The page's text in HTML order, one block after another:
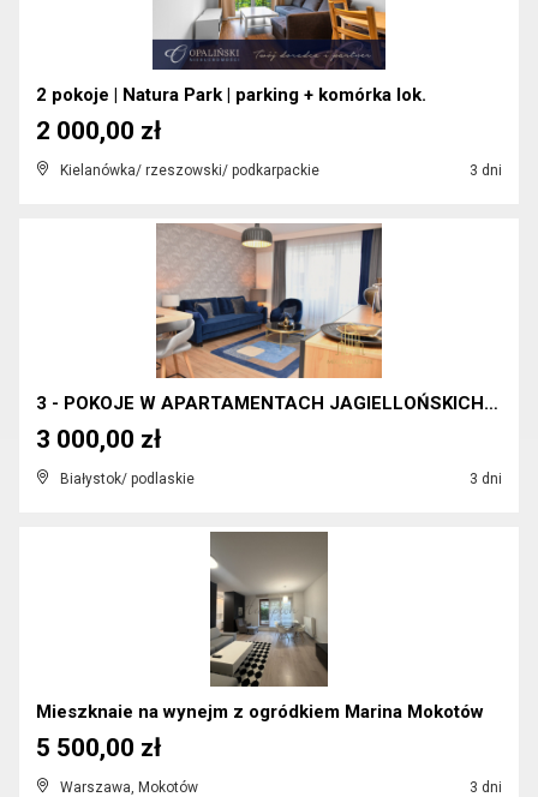
2 pokoje | Natura Park | parking + komórka lok.
Kielanówka/ rzeszowski/ podkarpackie 3 dni
2 000,00 zł
3 - POKOJE W APARTAMENTACH JAGIELLOŃSKICH !!!
Białystok/ podlaskie 3 dni
3 000,00 zł
Mieszknaie na wynejm z ogródkiem Marina Mokotów
Warszawa, Mokotów 3 dni
5 500,00 zł